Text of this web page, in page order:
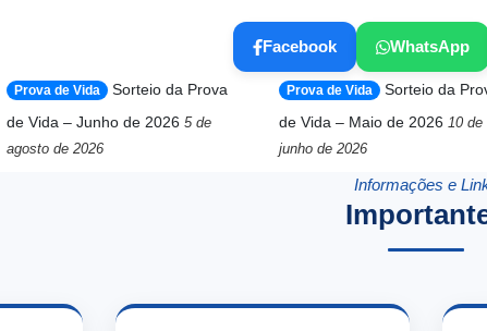
Facebook WhatsApp
Prova de Vida
Sorteio da Prova
de Vida – Junho de 2026 5 de
agosto de 2026
Prova de Vida
Sorteio da
de Vida – Maio de 2026 10 de
junho de 2026
Informações e